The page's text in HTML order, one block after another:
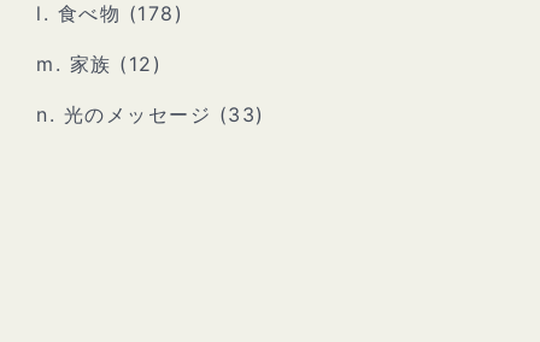
l. 食べ物 (178)
m. 家族 (12)
n. 光のメッセージ (33)